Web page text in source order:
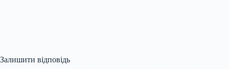
Залишити відповідь